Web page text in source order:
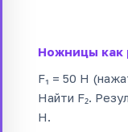
Ножницы как
F₁ = 50 Н
Найти F₂.
Н.